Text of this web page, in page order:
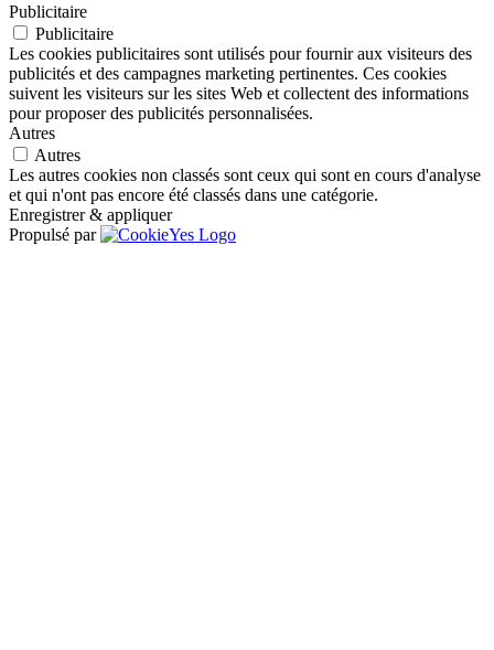
Publicitaire
Publicitaire
Les cookies publicitaires sont utilisés pour fournir aux visiteurs des
publicités et des campagnes marketing pertinentes. Ces cookies
suivent les visiteurs sur les sites Web et collectent des informations
pour proposer des publicités personnalisées.
Autres
Autres
Les autres cookies non classés sont ceux qui sont en cours d'analyse
et qui n'ont pas encore été classés dans une catégorie.
Enregistrer & appliquer
Propulsé par